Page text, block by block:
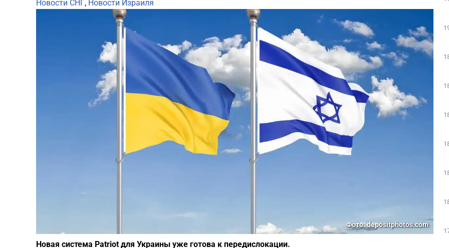
Новости СНГ, Новости Израиля
Фото: depositphotos.com
Новая система Patriot для Украины уже готова к передислокации.